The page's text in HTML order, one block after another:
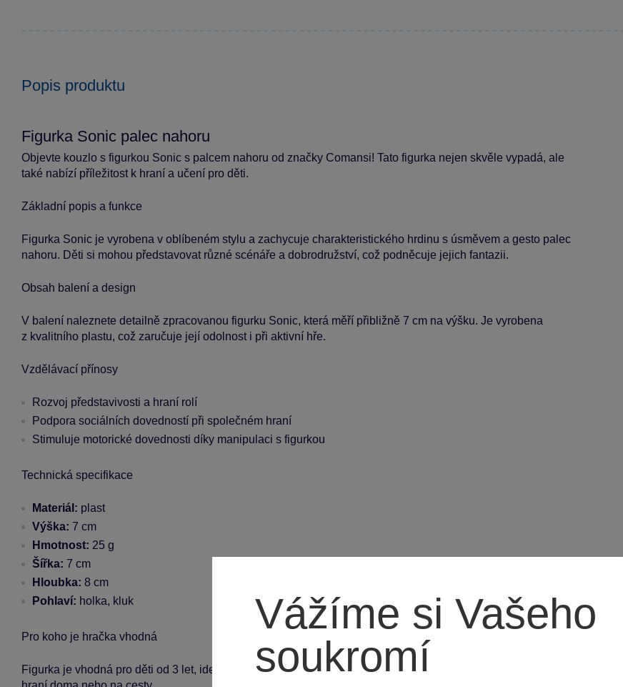
Popis produktu
Figurka Sonic palec nahoru
Objevte kouzlo s figurkou Sonic s palcem nahoru od značky Comansi! Tato figurka nejen skvěle vypadá, ale
také nabízí příležitost k hraní a učení pro děti.
Základní popis a funkce
Figurka Sonic je vyrobena v oblíbeném stylu a zachycuje charakteristického hrdinu s úsměvem a gesto palec
nahoru. Děti si mohou představovat různé scénáře a dobrodružství, což podněcuje jejich fantazii.
Obsah balení a design
V balení naleznete detailně zpracovanou figurku Sonic, která měří přibližně 7 cm na výšku. Je vyrobena
z kvalitního plastu, což zaručuje její odolnost i při aktivní hře.
Vzdělávací přínosy
Rozvoj představivosti a hraní rolí
Podpora sociálních dovedností při společném hraní
Stimuluje motorické dovednosti díky manipulaci s figurkou
Technická specifikace
Materiál: plast
Výška: 7 cm
Hmotnost: 25 g
Šířka: 7 cm
Hloubka: 8 cm
Pohlaví: holka, kluk
Pro koho je hračka vhodná
Figurka je vhodná pro děti od 3 let, ideální pro kluky i holky, kteří milují pohádky a hrdiny. Skvělá volba pro
Vážíme si Vašeho
soukromí